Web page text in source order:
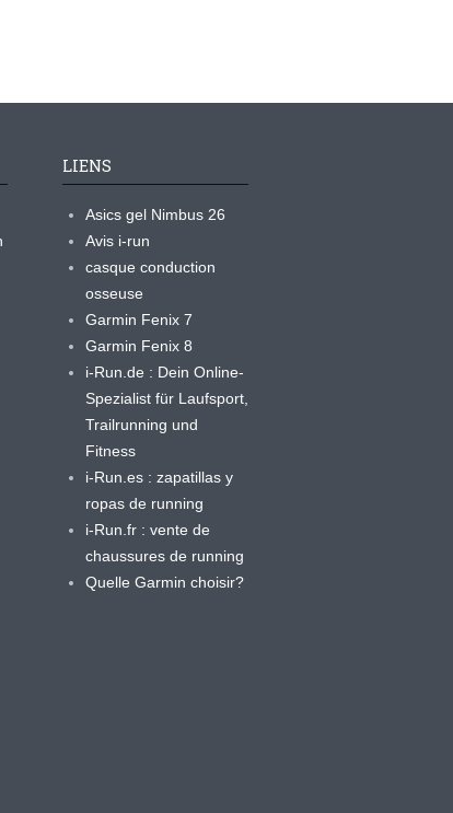
LIENS
Asics gel Nimbus 26
Avis i-run
casque conduction
osseuse
Garmin Fenix 7
Garmin Fenix 8
i-Run.de : Dein Online-
Spezialist für Laufsport,
Trailrunning und
Fitness
i-Run.es : zapatillas y
ropas de running
i-Run.fr : vente de
chaussures de running
Quelle Garmin choisir?